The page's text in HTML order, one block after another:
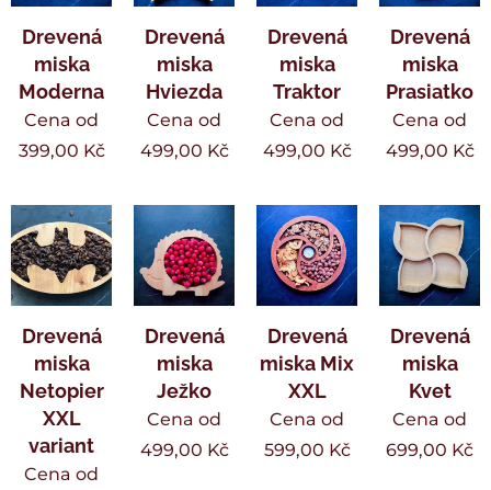
Drevená
miska
Moderna
Cena od
399,00 Kč
Drevená
miska
Hviezda
Cena od
499,00 Kč
Drevená
miska
Traktor
Cena od
499,00 Kč
Drevená
miska
Prasiatko
Cena od
499,00 Kč
Drevená
miska
Netopier
XXL
variant
Cena od
Drevená
miska
Ježko
Cena od
499,00 Kč
Drevená
miska Mix
XXL
Cena od
599,00 Kč
Drevená
miska
Kvet
Cena od
699,00 Kč